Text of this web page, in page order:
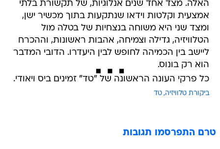
האלה. מצד אחד שנים אנלוגיות, של תקשורת בלתי
אמצעית וקלטות וידאו שנתקעות בתוך מכשיר ישן,
ומצד שני היא משוחה בנצחיות של בטלה מול
הטלוויזיה, גדילה וצמיחה, אהבות ראשונות, וההכרח
ליישב בין הכמיהה לחופש לבין היעדרו. הדובי המדבר
הוא רק בונוס.
כל פרקי העונה הראשונה של "טד" זמינים ביס ויאודי.
ביקורת טלוויזיה טד
טרם התפרסמו תגובות